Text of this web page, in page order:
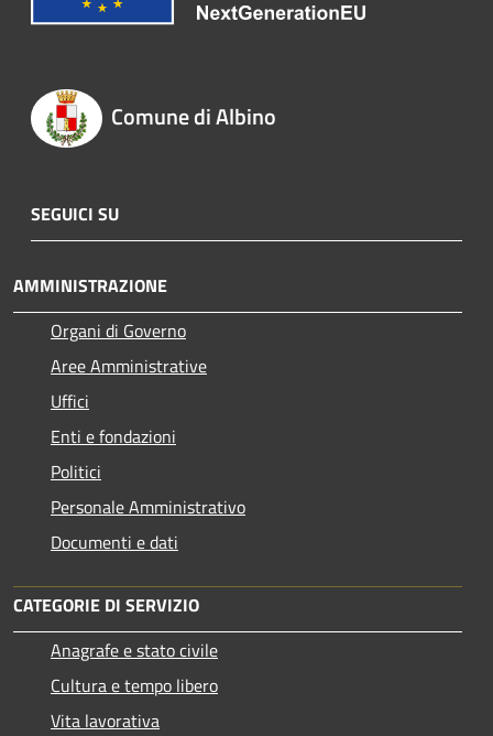
Comune di Albino
SEGUICI SU
AMMINISTRAZIONE
Organi di Governo
Aree Amministrative
Uffici
Enti e fondazioni
Politici
Personale Amministrativo
Documenti e dati
CATEGORIE DI SERVIZIO
Anagrafe e stato civile
Cultura e tempo libero
Vita lavorativa